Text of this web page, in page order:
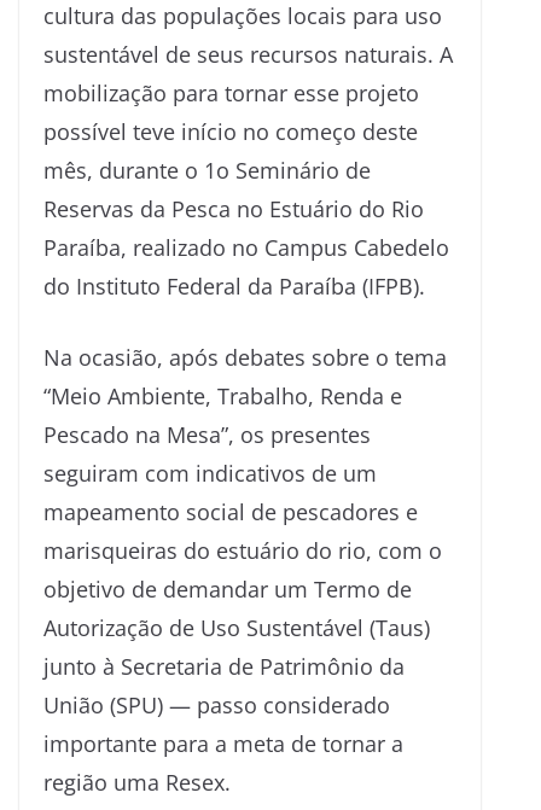
cultura das populações locais para uso
sustentável de seus recursos naturais. A
mobilização para tornar esse projeto
possível teve início no começo deste
mês, durante o 1o Seminário de
Reservas da Pesca no Estuário do Rio
Paraíba, realizado no Campus Cabedelo
do Instituto Federal da Paraíba (IFPB).
Na ocasião, após debates sobre o tema
“Meio Ambiente, Trabalho, Renda e
Pescado na Mesa”, os presentes
seguiram com indicativos de um
mapeamento social de pescadores e
marisqueiras do estuário do rio, com o
objetivo de demandar um Termo de
Autorização de Uso Sustentável (Taus)
junto à Secretaria de Patrimônio da
União (SPU) — passo considerado
importante para a meta de tornar a
região uma Resex.